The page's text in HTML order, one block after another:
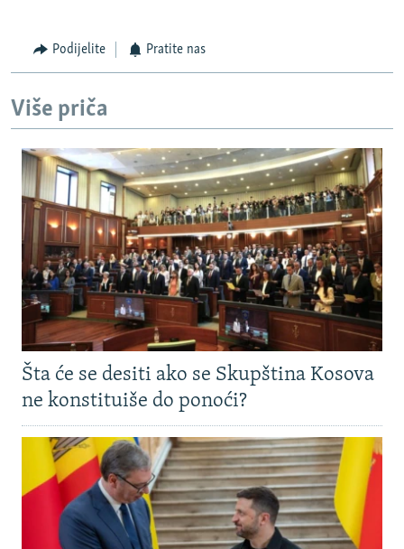
Podijelite Pratite nas
Više priča
Šta će se desiti ako se Skupština Kosova
ne konstituiše do ponoći?